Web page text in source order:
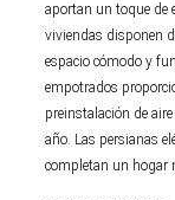
aportan un toque de
viviendas disponen
espacio cómodo y
empotrados
preinstalación de
año. Las persianas
completan un hogar